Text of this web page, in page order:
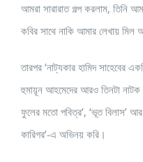
আমরা সারারাত গল্প করলাম, তিনি
কবির সাথে নাকি আমার লেখায় মিল
তারপর ‘নাট্যকার হামিদ সাহেবের
হুমায়ূন আহমেদের আরও তিনটা নাটক
ফুলের মতো পবিত্র’, ‘ভূত বিলাস’ আর
কারিগর’-এ অভিনয় করি।